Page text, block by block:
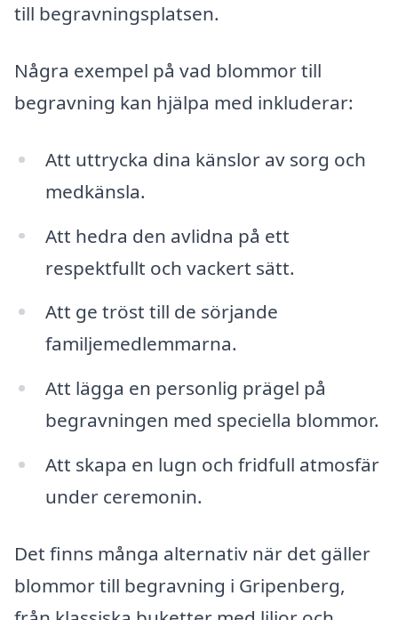
till begravningsplatsen.
Några exempel på vad blommor till
begravning kan hjälpa med inkluderar:
Att uttrycka dina känslor av sorg och
medkänsla.
Att hedra den avlidna på ett
respektfullt och vackert sätt.
Att ge tröst till de sörjande
familjemedlemmarna.
Att lägga en personlig prägel på
begravningen med speciella blommor.
Att skapa en lugn och fridfull atmosfär
under ceremonin.
Det finns många alternativ när det gäller
blommor till begravning i Gripenberg,